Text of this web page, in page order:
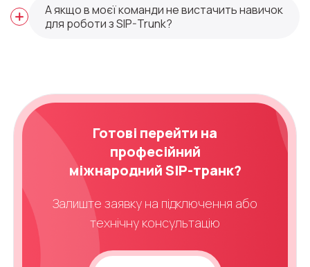
А якщо в моєї команди не вистачить навичок
для роботи з SIP-Trunk?
Готові перейти на
професійний
міжнародний SIP-транк?
Залиште заявку на підключення або
технічну консультацію